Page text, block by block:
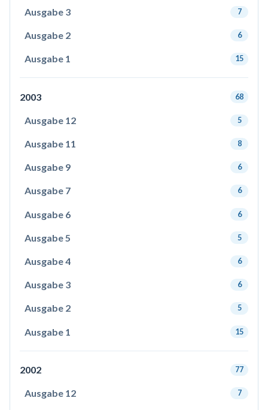
Ausgabe 3 7
Ausgabe 2 6
Ausgabe 1 15
2003 68
Ausgabe 12 5
Ausgabe 11 8
Ausgabe 9 6
Ausgabe 7 6
Ausgabe 6 6
Ausgabe 5 5
Ausgabe 4 6
Ausgabe 3 6
Ausgabe 2 5
Ausgabe 1 15
2002 77
Ausgabe 12 7